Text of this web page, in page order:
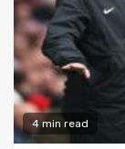
4 min read